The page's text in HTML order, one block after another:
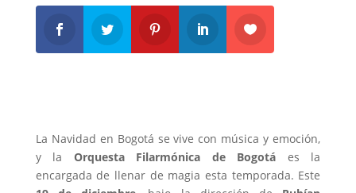
La Navidad en Bogotá se vive con música y emoción,
y la Orquesta Filarmónica de Bogotá es la
encargada de llenar de magia esta temporada. Este